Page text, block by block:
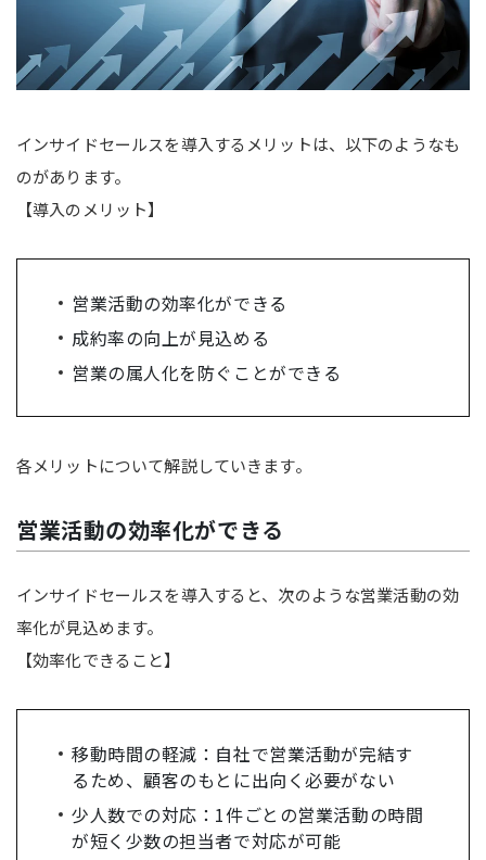
インサイドセールスを導入するメリットは、以下のようなも
のがあります。
【導入のメリット】
営業活動の効率化ができる
成約率の向上が見込める
営業の属人化を防ぐことができる
各メリットについて解説していきます。
営業活動の効率化ができる
インサイドセールスを導入すると、次のような営業活動の効
率化が見込めます。
【効率化できること】
移動時間の軽減：自社で営業活動が完結す
るため、顧客のもとに出向く必要がない
少人数での対応：1件ごとの営業活動の時間
が短く少数の担当者で対応が可能